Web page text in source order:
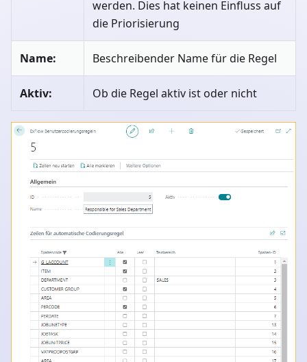
werden. Dies hat keinen Einfluss auf
die Priorisierung
Name: Beschreibender Name für die Regel
Aktiv: Ob die Regel aktiv ist oder nicht